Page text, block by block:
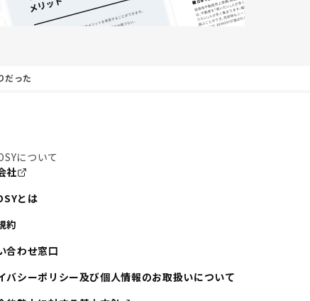
だった
について
社
とは
約
合わせ窓口
バシーポリシー及び個人情報のお取扱いについて